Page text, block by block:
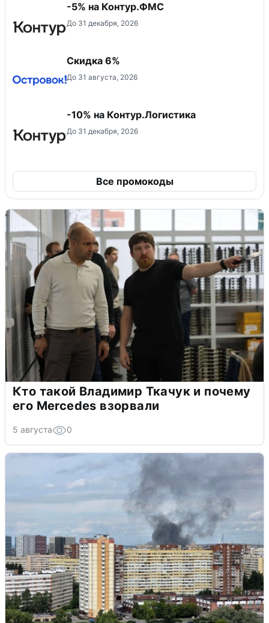
-5% на Контур.ФМС
До 31 декабря, 2026
Скидка 6%
До 31 августа, 2026
-10% на Контур.Логистика
До 31 декабря, 2026
Все промокоды
Кто такой Владимир Ткачук и почему
его Mercedes взорвали
5 августа 0